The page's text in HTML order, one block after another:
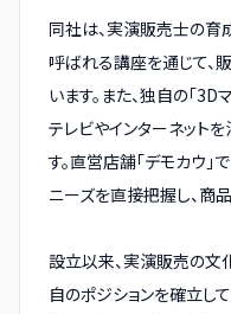
同社は、実演販売士の育
呼ばれる講座を通じて、
います。また、独自の「
テレビやインターネット
す。直営店舗「デモカウ
ニーズを直接把握し、商
設立以来、実演販売の文
自のポジションを確立し